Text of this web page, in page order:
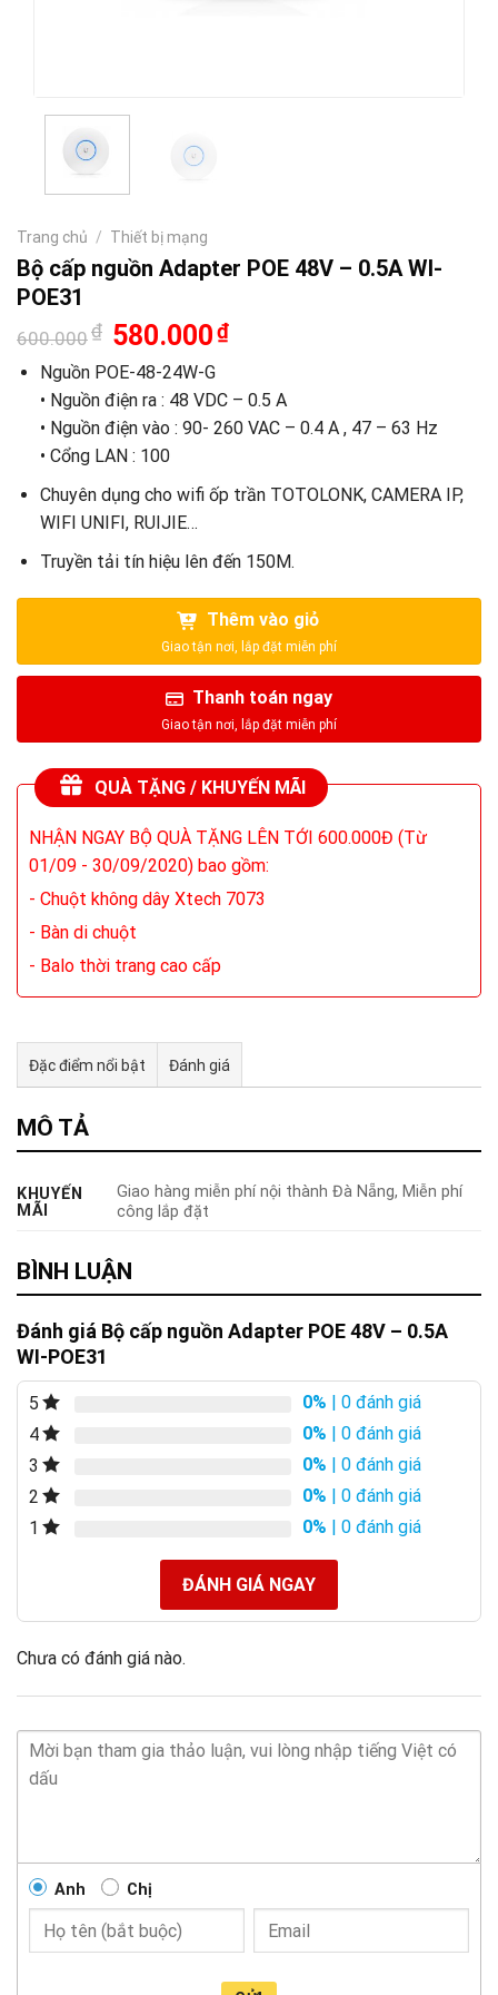
Trang chủ / Thiết bị mạng
Bộ cấp nguồn Adapter POE 48V – 0.5A WI-
POE31
600.000₫ Giá
gốc
là:
600.000₫.
580.000₫Giá
580.000₫.
Nguồn POE-48-24W-G
• Nguồn điện ra : 48 VDC – 0.5 A
• Nguồn điện vào : 90- 260 VAC – 0.4 A , 47 – 63 Hz
• Cổng LAN : 100
Chuyên dụng cho wifi ốp trần TOTOLONK, CAMERA IP,
WIFI UNIFI, RUIJIE…
Truyền tải tín hiệu lên đến 150M.
Thêm vào giỏ
Thanh toán ngay
QUÀ TẶNG / KHUYẾN MÃI
NHẬN NGAY BỘ QUÀ TẶNG LÊN TỚI 600.000Đ (Từ
01/09 - 30/09/2020) bao gồm:
- Chuột không dây Xtech 7073
- Bàn di chuột
- Balo thời trang cao cấp
Đặc điểm nổi bật Đánh giá
Tư vấn & bán hàng qua Facebook
MÔ TẢ
KHUYẾN
MÃI
Giao hàng miễn phí nội thành Đà Nẵng, Miễn phí
công lắp đặt
BÌNH LUẬN
Đánh giá Bộ cấp nguồn Adapter POE 48V – 0.5A
WI-POE31
5 0% | 0 đánh giá
4
0% | 0 đánh giá
3
0% | 0 đánh giá
2
0% | 0 đánh giá
1
0% | 0 đánh giá
ĐÁNH GIÁ NGAY
Chưa có đánh giá nào.
Anh Chị